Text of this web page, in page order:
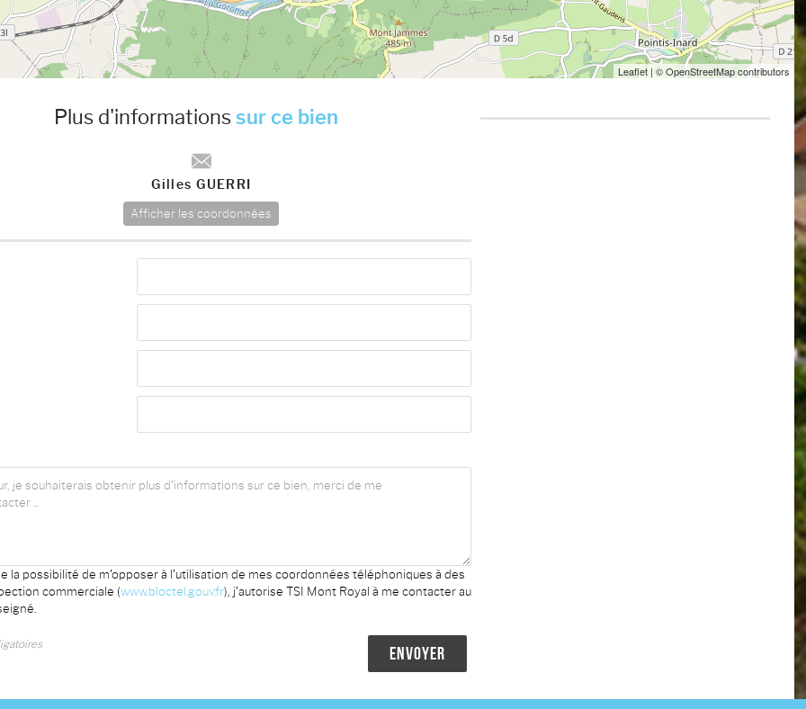
Leaflet| © OpenStreetMap contributors
Plus d'informationssur ce bien
Gilles GUERRI
Afficher les coordonnées
la possibilité de m'opposer à l'utilisation de mes coordonnées téléphoniques à des
commerciale (www.bloctel.gouv.fr), j'autorise TSI Mont Royal à me contacter au